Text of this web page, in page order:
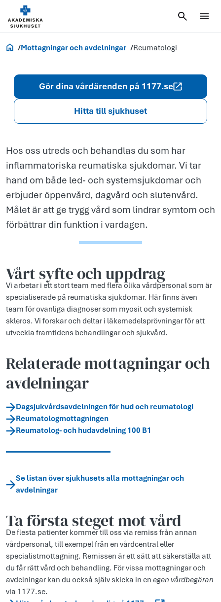
Akademiska.se
Mottagningar och avdelningar Reumatologi
Reumatologi
Gör dina vårdärenden på 1177.se
Hitta till sjukhuset
Hos oss utreds och behandlas du som har
inflammatoriska reumatiska sjukdomar. Vi tar
hand om både led‑ och systemsjukdomar och
erbjuder öppenvård, dagvård och slutenvård.
Målet är att ge trygg vård som lindrar symtom och
förbättrar din funktion i vardagen.
Vårt syfte och uppdr­ag
Vi arbetar i ett stort team med flera olika vårdpersonal som är
specialiserade på reumatiska sjukdomar. Här finns även
team för ovanliga diagnoser som myosit och systemisk
skleros. Vi forskar och deltar i läkemedelsprövningar för att
utveckla framtidens behandlingar och sjukvård.
Relaterade mottagningar och
avdelningar
Dagsjukvårdsavdelningen för hud och reumatologi
Reumatologmottagningen
Reumatolog- och hudavdelning 100 B1
Se listan över sjukhusets alla mottagningar och
avdelningar
Ta första steget mot vård
De flesta patienter kommer till oss via remiss från annan
vårdpersonal, till exempel från en vårdcentral eller
specialistmottagning. Remissen är ett sätt att säkerställa att
du får rätt vård och behandling. För vissa mottagningar och
avdelningar kan du också själv skicka in en egen vårdbegäran
via 1177.se.